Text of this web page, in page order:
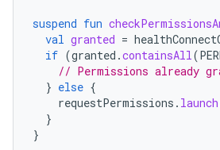
suspend fun
val granted =
if (granted .containsAll(
// Permissions already
} else {
requestPermissions . launch
}
}